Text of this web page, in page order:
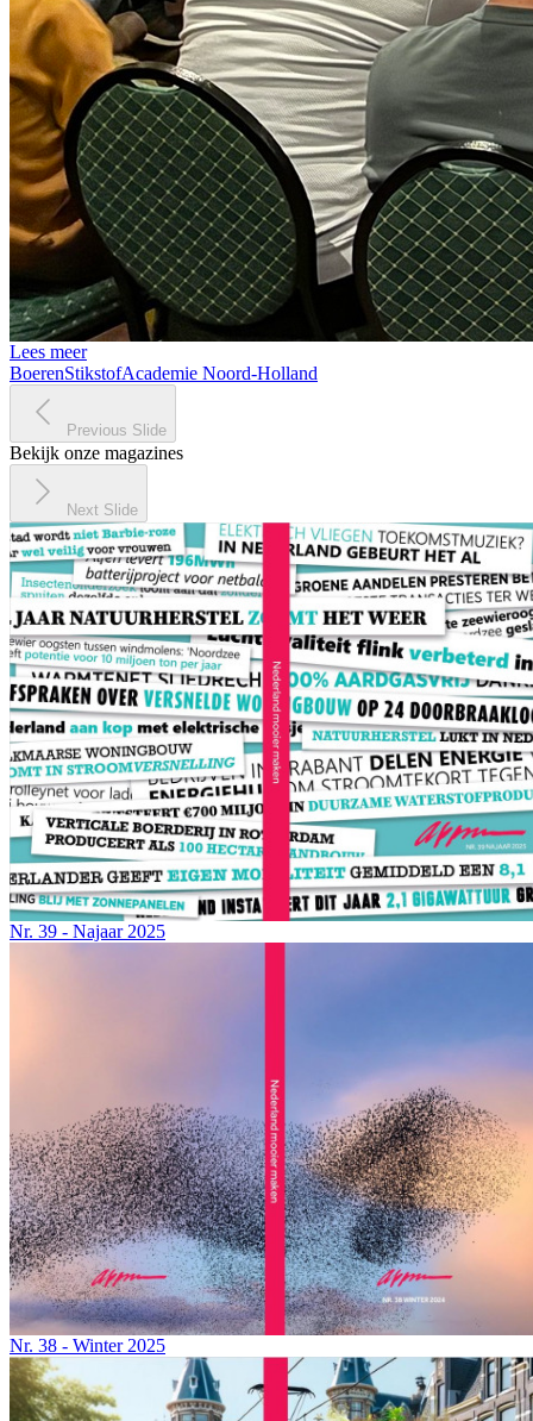
Lees meer
BoerenStikstofAcademie Noord-Holland
Previous Slide
Bekijk onze magazines
Next Slide
Nr. 39 - Najaar 2025
Nr. 38 - Winter 2025